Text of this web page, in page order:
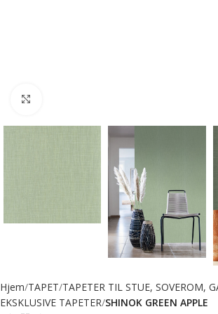
Hjem TAPET TAPETER TIL STUE, SOVEROM,
EKSKLUSIVE TAPETER SHINOK GREEN APPLE